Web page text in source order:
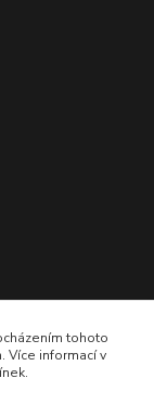
tohoto
Více informací v